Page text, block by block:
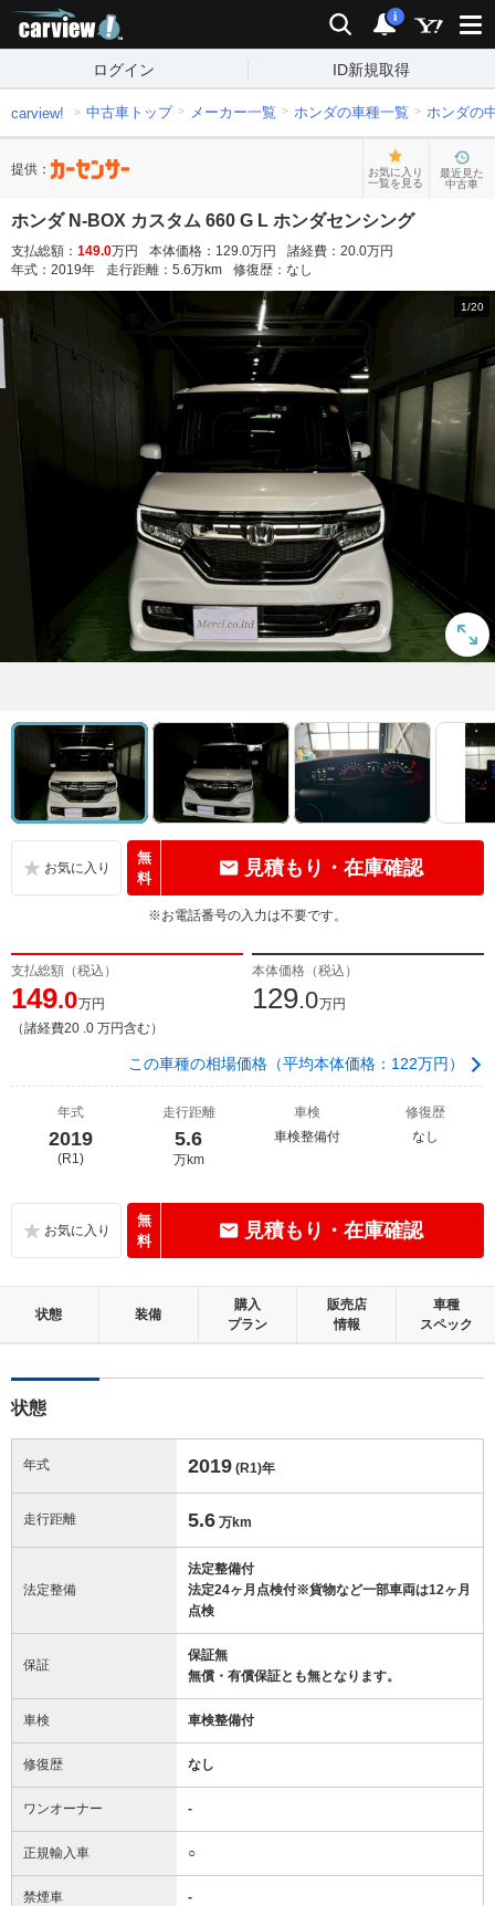
検索 通知
i
ログイン ID新規取得
carview! 中古車トップ メーカー一覧 ホンダの車種一覧 ホンダの
提供：
お気に入り
一覧を見る
最近見た
中古車
ホンダ N-BOX カスタム 660 G L ホンダセンシング
支払総額： 149.0万円 本体価格： 129.0万円 諸経費： 20.0万円
年式： 2019年 走行距離： 5.6万km 修復歴： なし
1/20
無
料
見積もり・在庫確認
※お電話番号の入力は不要です。
支払総額（税込）
149.0万円
（諸経費20 .0 万円含む）
本体価格（税込）
129.0万円
この車種の相場価格（平均本体価格：122万円）
年式
2019
(R1)
走行距離
5.6
万km
車検
車検整備付
修復歴
なし
無
料
見積もり・在庫確認
状態 装備
購入
プラン
販売店
情報
車種
スペック
状態
年式 2019 (R1)年
走行距離 5.6 万km
法定整備
法定整備付
法定24ヶ月点検付※貨物など一部車両は12ヶ月
点検
保証
保証無
無償・有償保証とも無となります。
車検 車検整備付
修復歴 なし
ワンオーナー -
正規輸入車 ○
禁煙車 -